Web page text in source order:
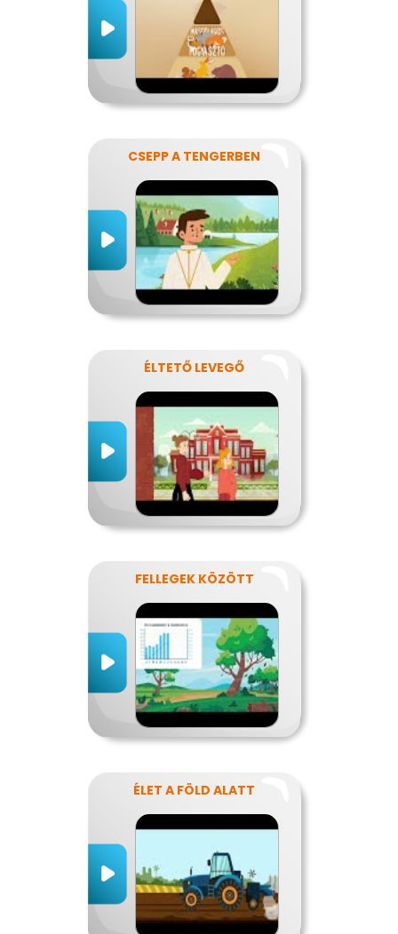
CSEPP A TENGERBEN
ÉLTETŐ LEVEGŐ
FELLEGEK KÖZÖTT
ÉLET A FÖLD ALATT